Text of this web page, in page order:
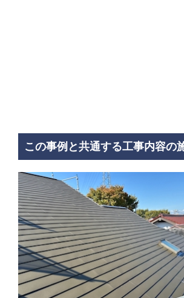
この事例と共通する工事内容の